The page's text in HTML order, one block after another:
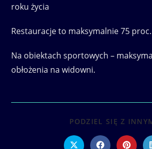
roku życia
Restauracje to maksymalnie 75 proc.
Na obiektach sportowych –
obłożenia na widowni.
PODZIEL SIĘ Z